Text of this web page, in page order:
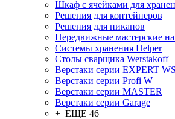
Шкаф с ячейками для
Решения для контейнеров
Решения для пикапов
Передвижные мастерские на
Системы хранения Helper
Столы сварщика Werstakoff
Верстаки серии EXPERT WS
Верстаки серии Profi W
Верстаки серии MASTER
Верстаки серии Garage
+ ЕЩЕ 46